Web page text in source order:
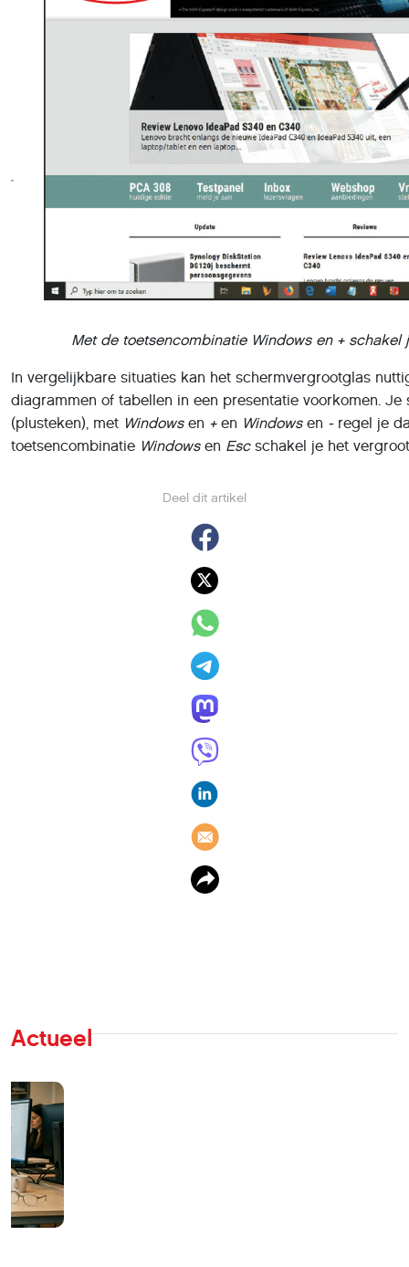
Deel dit artikel
Met de toetsencombinatie Windows en +
In vergelijkbare situaties kan het schermvergrootglas
diagrammen of tabellen in een presentatie voorkomen.
(plusteken), met Windows en +en Windowsen - regel je
toetsencombinatie Windowsen Escschakel je het
Actueel